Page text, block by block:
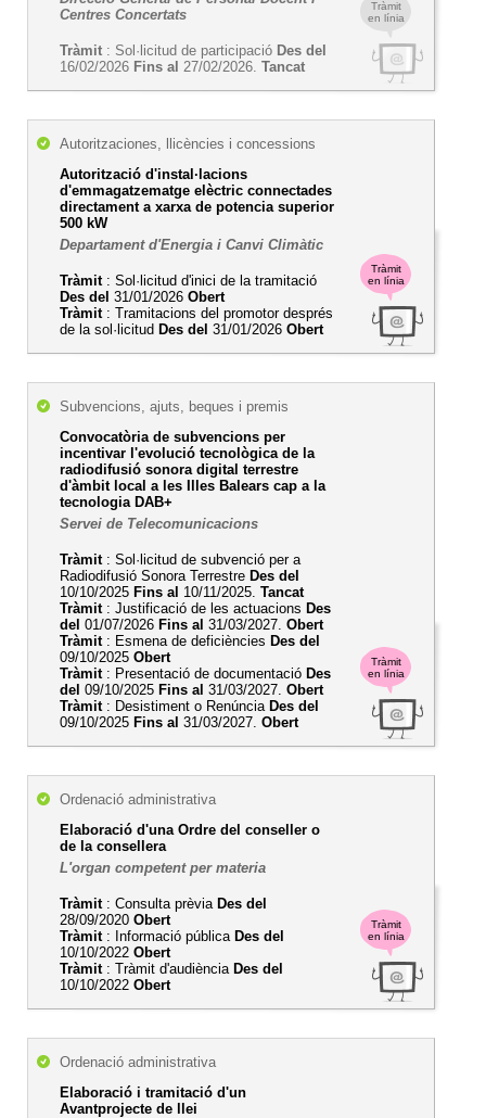
Tràmit
en línia
Centres Concertats
Tràmit : Sol·licitud de participació Des del
16/02/2026 Fins al 27/02/2026. Tancat
Tràmit
en línia
Autoritzaciones, llicències i concessions
Autorització d'instal·lacions
d'emmagatzematge elèctric connectades
directament a xarxa de potencia superior
500 kW
Departament d'Energia i Canvi Climàtic
Tràmit: Sol·licitud d'inici de la tramitació
Des del 31/01/2026 Obert
Tràmit: Tramitacions del promotor després
de la sol·licitud Des del 31/01/2026 Obert
Tràmit
en línia
Subvencions, ajuts, beques i premis
Convocatòria de subvencions per
incentivar l'evolució tecnològica de la
radiodifusió sonora digital terrestre
d'àmbit local a les Illes Balears cap a la
tecnologia DAB+
Servei de Telecomunicacions
Tràmit: Sol·licitud de subvenció per a
Radiodifusió Sonora Terrestre Des del
10/10/2025 Fins al 10/11/2025. Tancat
Tràmit: Justificació de les actuacions Des
del 01/07/2026 Fins al 31/03/2027. Obert
Tràmit: Esmena de deficiències Des del
09/10/2025 Obert
Tràmit: Presentació de documentació Des
del 09/10/2025 Fins al 31/03/2027. Obert
Tràmit: Desistiment o Renúncia Des del
09/10/2025 Fins al 31/03/2027. Obert
Tràmit
en línia
Ordenació administrativa
Elaboració d'una Ordre del conseller o
de la consellera
L'organ competent per materia
Tràmit: Consulta prèvia Des del
28/09/2020 Obert
Tràmit: Informació pública Des del
10/10/2022 Obert
Tràmit: Tràmit d'audiència Des del
10/10/2022 Obert
Ordenació administrativa
Elaboració i tramitació d'un
Avantprojecte de llei